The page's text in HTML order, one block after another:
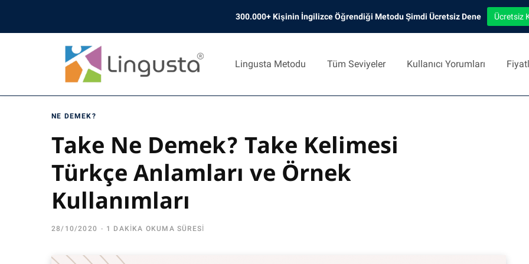
Lingusta Metodu Tüm Seviyeler Kullanıcı Yorumları
NE DEMEK?
Take Ne Demek? Take Kelimesi
Türkçe Anlamları ve Örnek
Kullanımları
28/10/2020 1 DAKIKA OKUMA SÜRESI
300.000+ Kişinin İngilizce Öğrendiği Metodu Şimdi Ücretsiz Dene Ücretsiz